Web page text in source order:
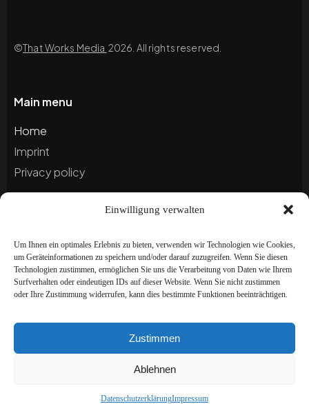
Einwilligung verwalten
Um Ihnen ein optimales Erlebnis zu bieten, verwenden wir Technologien wie Cookies,
um Geräteinformationen zu speichern und/oder darauf zuzugreifen. Wenn Sie diesen
Technologien zustimmen, ermöglichen Sie uns die Verarbeitung von Daten wie Ihrem
Surfverhalten oder eindeutigen IDs auf dieser Website. Wenn Sie nicht zustimmen
oder Ihre Zustimmung widerrufen, kann dies bestimmte Funktionen beeinträchtigen.
Zustimmen
Ablehnen
DatenschutzerklärungImpressum
©That Works Media 2026. All rights reserved.
Main menu
Home
Imprint
Privacy policy
Newsletter
receive special offers!